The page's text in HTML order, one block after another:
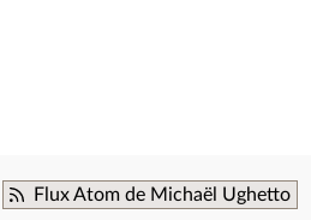
Flux Atom de Michaël Ughetto